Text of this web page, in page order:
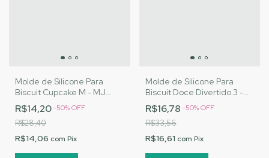
Molde de Silicone Para
Biscuit Cupcake M - MJ
Artesanatos |Cód. 2839
R$14,20-50%OFF
R$28,40
R$14,06 com Pix
Molde de Silicone Para
Biscuit Doce Divertido 3 -
MJ Artesanatos |Cód. 2842
R$16,78 -50%OFF
R$33,56
R$16,61 com Pix